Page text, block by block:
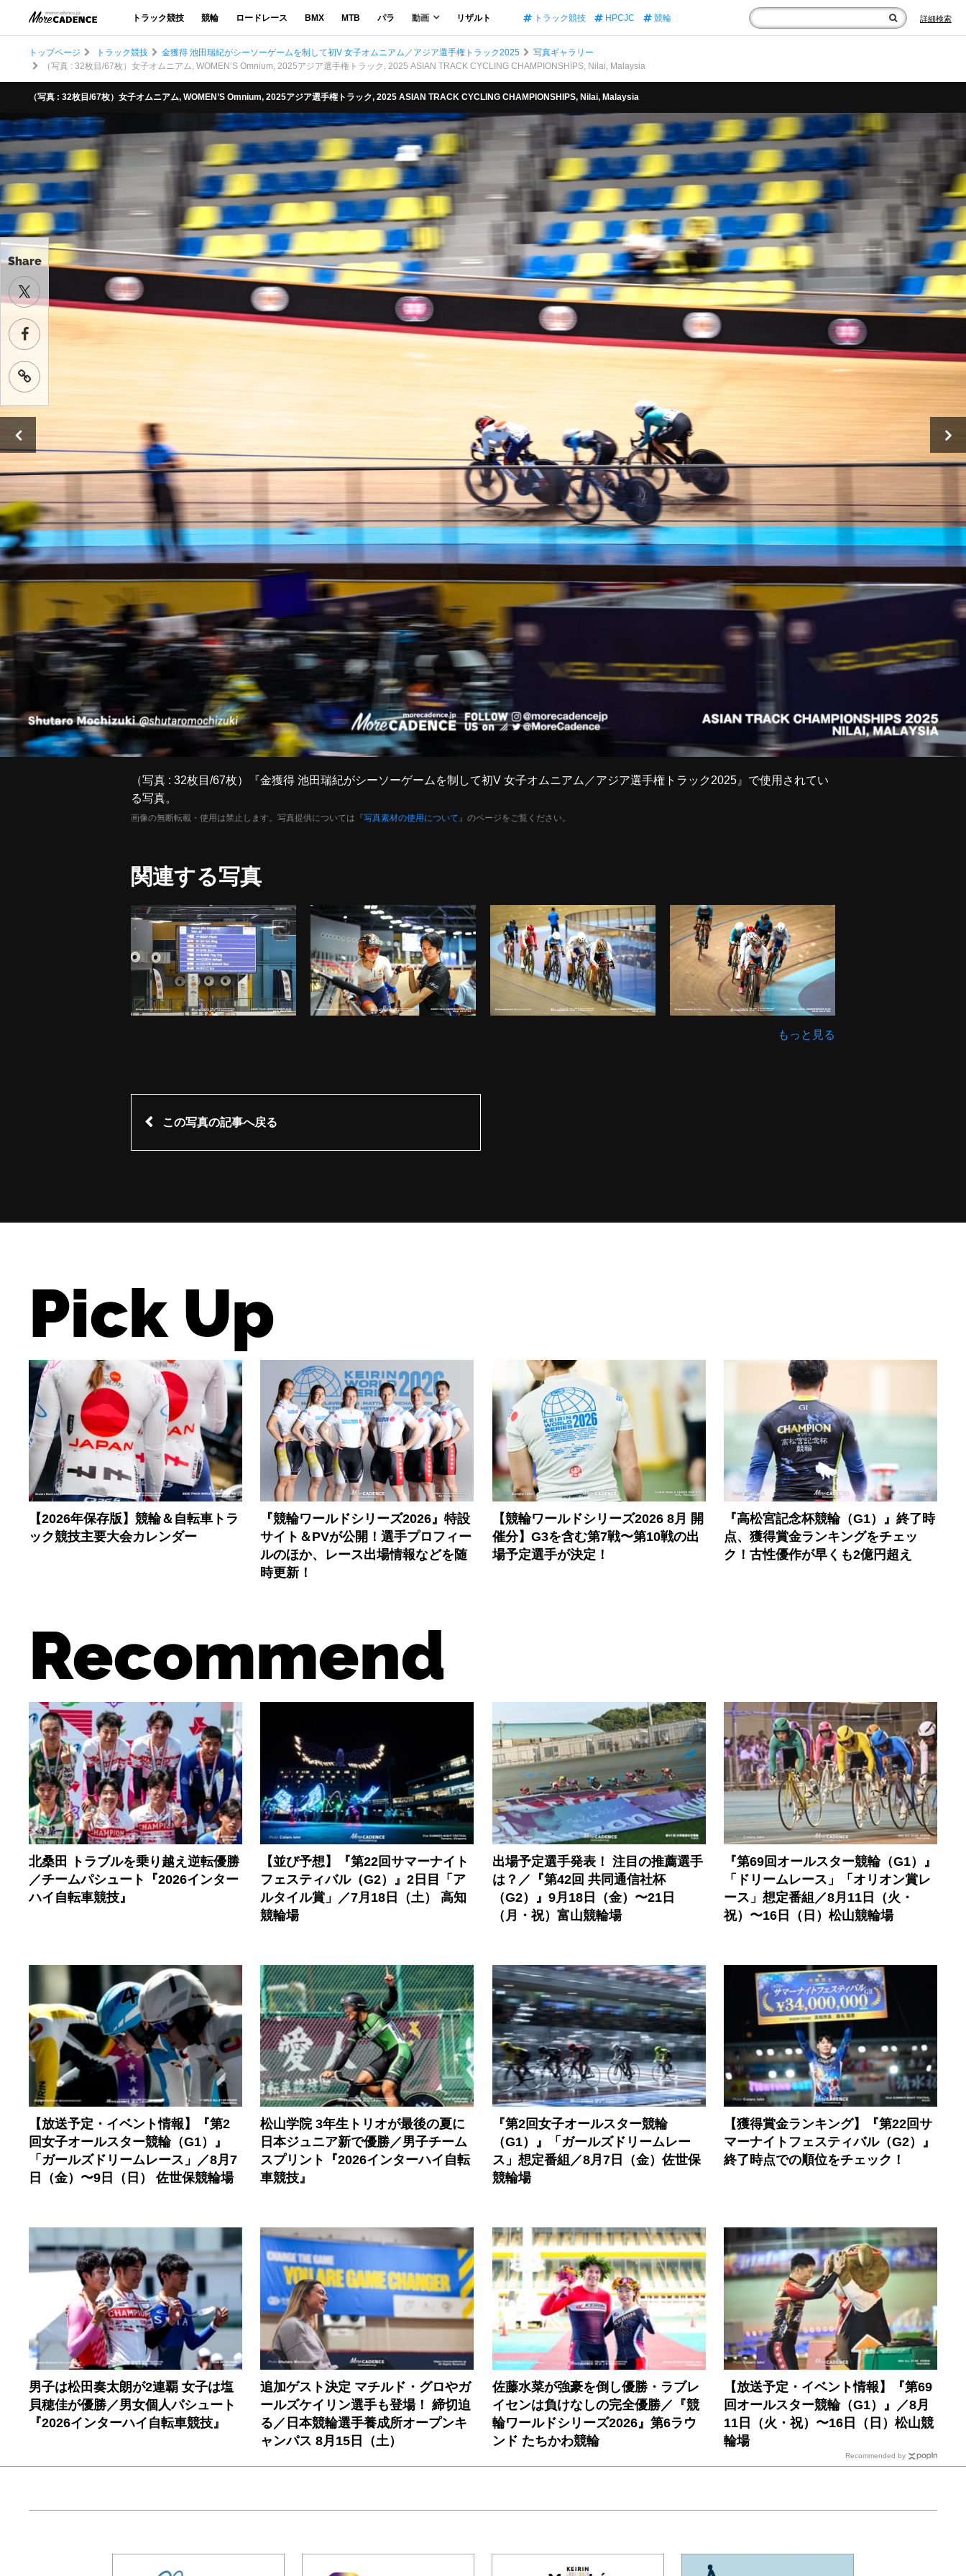
トラック競技 競輪 ロードレース BMX MTB パラ 動画 リザルト トラック競技 HPCJC 競輪 詳細検索
Share
トップページ トラック競技 金獲得 池田瑞紀がシーソーゲームを制して初V 女子オムニアム／アジア選手権トラック2025
写真ギャラリー
（写真 : 32枚目/67枚）女子オムニアム, WOMEN’S Omnium, 2025アジア選手権トラック, 2025 ASIAN TRACK CYCLING CHAMPIONSHIPS, Nilai, Malaysia
（写真 : 32枚目/67枚）女子オムニアム, WOMEN’S Omnium, 2025アジア選手権トラック, 2025 ASIAN TRACK CYCLING CHAMPIONSHIPS, Nilai, Malaysia
（写真 : 32枚目/67枚）『金獲得 池田瑞紀がシーソーゲームを制して初V 女子オムニアム／アジア選手権トラック2025』で使用されてい
る写真。
画像の無断転載・使用は禁止します。写真提供については『写真素材の使用について 』のページをご覧ください。
関連する写真
もっと見る
この写真の記事へ戻る
Pick Up
【2026年保存版】競輪＆自転車トラ
ック競技主要大会カレンダー
『競輪ワールドシリーズ2026』特設
サイト＆PVが公開！選手プロフィー
ルのほか、レース出場情報などを随
時更新！
【競輪ワールドシリーズ2026 8月 開
催分】G3を含む第7戦〜第10戦の出
場予定選手が決定！
『高松宮記念杯競輪（G1）』終了時
点、獲得賞金ランキングをチェッ
ク！古性優作が早くも2億円超え
Recommend
北桑田 トラブルを乗り越え逆転優勝
／チームパシュート『2026インター
ハイ自転車競技』
【並び予想】『第22回サマーナイト
フェスティバル（G2）』2日目「ア
ルタイル賞」／7月18日（土） 高知
競輪場
出場予定選手発表！ 注目の推薦選手
は？／『第42回 共同通信社杯
（G2）』9月18日（金）〜21日
（月・祝）富山競輪場
『第69回オールスター競輪（G1）』
「ドリームレース」「オリオン賞レ
ース」想定番組／8月11日（火・
祝）〜16日（日）松山競輪場
【放送予定・イベント情報】『第2
回女子オールスター競輪（G1）』
「ガールズドリームレース」／8月7
日（金）〜9日（日） 佐世保競輪場
松山学院 3年生トリオが最後の夏に
日本ジュニア新で優勝／男子チーム
スプリント『2026インターハイ自転
車競技』
『第2回女子オールスター競輪
（G1）』「ガールズドリームレー
ス」想定番組／8月7日（金）佐世保
競輪場
【獲得賞金ランキング】『第22回サ
マーナイトフェスティバル（G2）』
終了時点での順位をチェック！
男子は松田奏太朗が2連覇 女子は塩
貝穂佳が優勝／男女個人パシュート
『2026インターハイ自転車競技』
追加ゲスト決定 マチルド・グロやガ
ールズケイリン選手も登場！ 締切迫
る／日本競輪選手養成所オープンキ
ャンパス 8月15日（土）
佐藤水菜が強豪を倒し優勝・ラブレ
イセンは負けなしの完全優勝／『競
輪ワールドシリーズ2026』第6ラウ
ンド たちかわ競輪
【放送予定・イベント情報】『第69
回オールスター競輪（G1）』／8月
11日（火・祝）〜16日（日）松山競
輪場
Recommended by